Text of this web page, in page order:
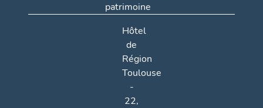
patrimoine
Hôtel
de
Région
Toulouse
-
22,